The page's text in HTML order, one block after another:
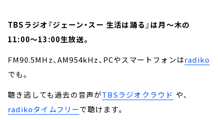
TBSラジオ『ジェーン・スー 生活は踊る』は月～木の
11:00～13:00生放送。
FM90.5MHz、AM954kHz、PCやスマートフォンはradiko
でも。
聴き逃しても過去の音声がTBSラジオクラウド や、
radikoタイムフリーで聴けます。